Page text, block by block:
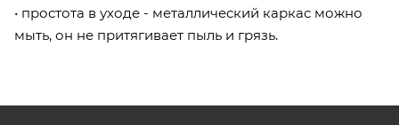
• простота в уходе - металлический каркас можно
мыть, он не притягивает пыль и грязь.